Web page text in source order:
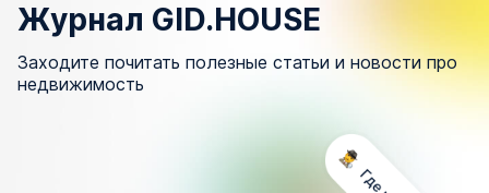
Журнал GID.HOUSE
Заходите почитать полезные статьи и новости про
недвижимость